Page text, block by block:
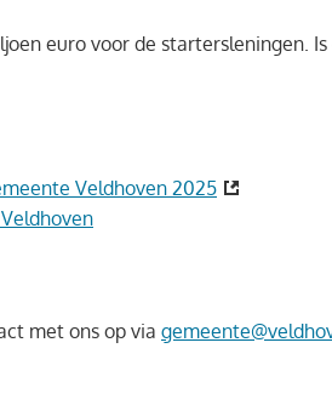
euro voor de startersleningen.
Veldhoven 2025
met ons op via